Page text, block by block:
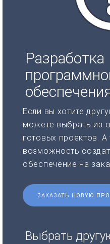
Разработка
Если вы хотите
можете выбрать из
готовых проектов. А
возможность
обеспечение на
ЗАКАЗАТЬ НОВУЮ
Выбрать